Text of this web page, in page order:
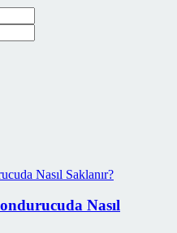
Nasıl